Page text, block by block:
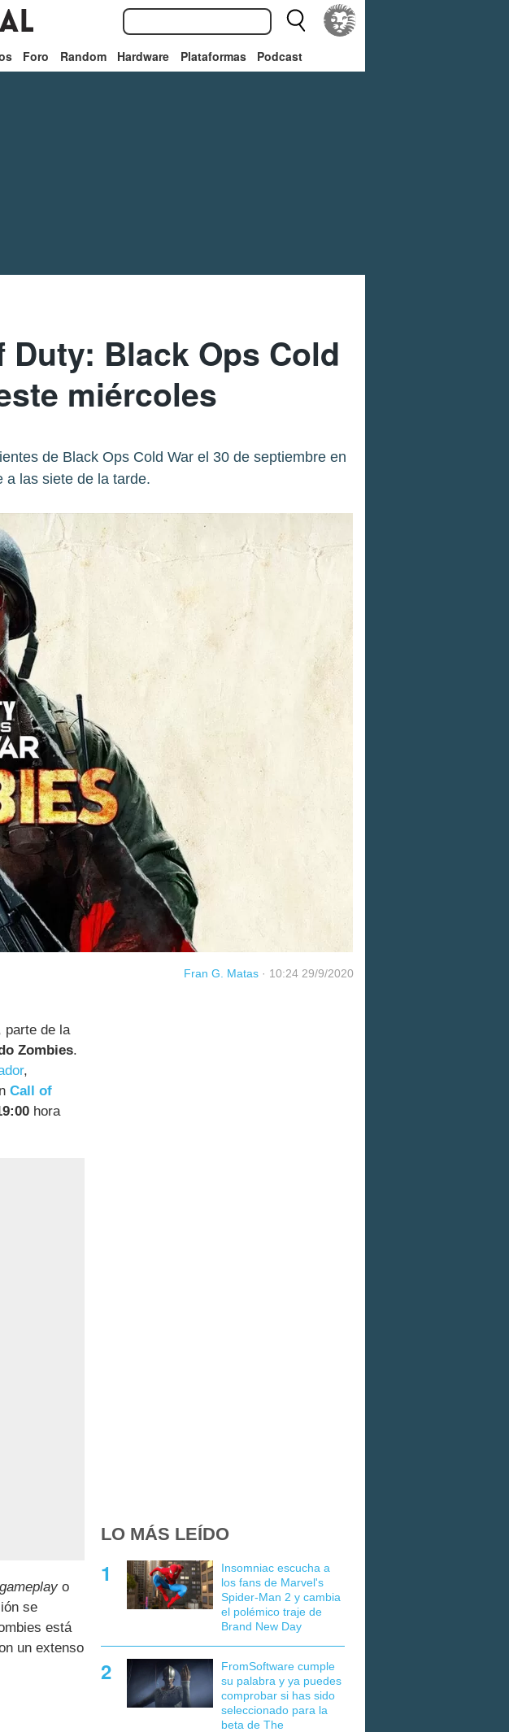
Foro Random Hardware Plataformas Podcast
Black Ops Cold
miércoles
de Black Ops Cold War el 30 de septiembre en
a las siete de la tarde.
Fran G. Matas · 10:24 29/9/2020
parte de la
Zombies.
,
Call of
hora
gameplay o
se
está
un extenso
LO MÁS LEÍDO
Insomniac escucha a
los fans de Marvel's
Spider-Man 2 y cambia
el polémico traje de
Brand New Day
FromSoftware cumple
su palabra y ya puedes
comprobar si has sido
seleccionado para la
beta de The